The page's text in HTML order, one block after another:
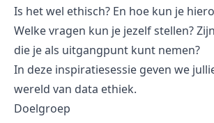
Is het wel ethisch? En hoe kun je
Welke vragen kun je jezelf stellen?
die je als uitgangpunt kunt nemen?
In deze inspiratiesessie geven we
wereld van data ethiek.
Doelgroep